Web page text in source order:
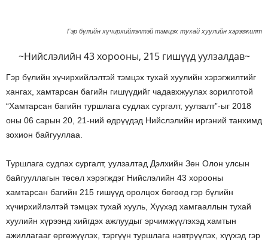
Гэр бүлийн хүчирхийлэлтэй тэмцэх тухай хуулийн хэрэгжилт
~Нийслэлийн 43 хорооны, 215 гишүүд уулзалдав~
Гэр бүлийн хүчирхийлэлтэй тэмцэх тухай хуулийн хэрэгжилтийг
хангах, хамтарсан багийн гишүүдийг чадавхжуулах зорилготой
“Хамтарсан багийн туршлага судлах сургалт, уулзалт”-ыг 2018
оны 06 сарын 20, 21-ний өдрүүдэд Нийслэлийн иргэний танхимд
зохион байгууллаа.
Туршлага судлах сургалт, уулзалтад Дэлхийн Зөн Олон улсын
байгууллагын төсөл хэрэгждэг Нийслэлийн 43 хорооны
хамтарсан багийн 215 гишүүд оролцох бөгөөд гэр бүлийн
хүчирхийлэлтэй тэмцэх тухай хууль, Хүүхэд хамгааллын тухай
хуулийн хүрээнд хийгдэх ажлуудыг эрчимжүүлэхэд хамтын
ажиллагааг өргөжүүлэх, тэргүүн туршлага нэвтрүүлэх, хүүхэд гэр